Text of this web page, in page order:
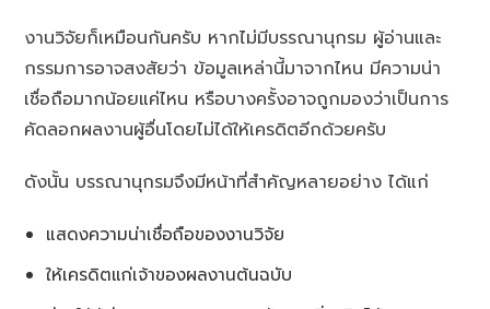
งานวิจัยก็เหมือนกันครับ หากไม่มีบรรณานุกรม ผู้อ่านและ
กรรมการอาจสงสัยว่า ข้อมูลเหล่านี้มาจากไหน มีความน่า
เชื่อถือมากน้อยแค่ไหน หรือบางครั้งอาจถูกมองว่าเป็นการ
คัดลอกผลงานผู้อื่นโดยไม่ได้ให้เครดิตอีกด้วยครับ
ดังนั้น บรรณานุกรมจึงมีหน้าที่สำคัญหลายอย่าง ได้แก่
แสดงความน่าเชื่อถือของงานวิจัย
ให้เครดิตแก่เจ้าของผลงานต้นฉบับ